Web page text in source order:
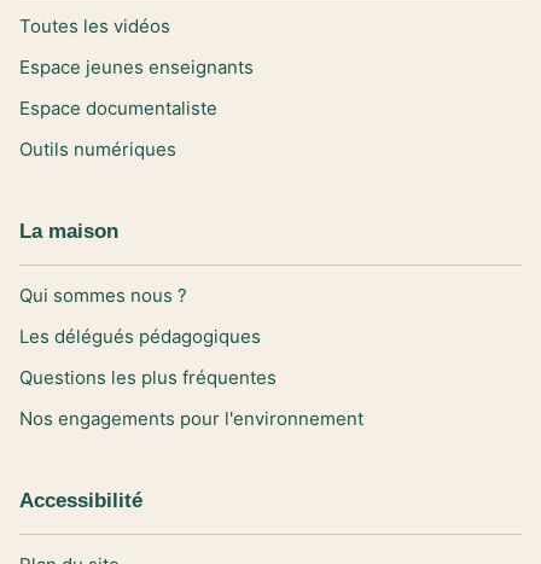
Toutes les vidéos
Espace jeunes enseignants
Espace documentaliste
Outils numériques
La maison
Qui sommes nous ?
Les délégués pédagogiques
Questions les plus fréquentes
Nos engagements pour l'environnement
Accessibilité